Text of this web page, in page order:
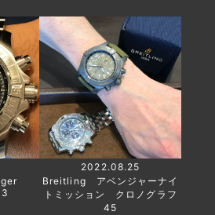
2022.08.25
Breitling アベンジャーナイ
トミッション クロノグラフ
45